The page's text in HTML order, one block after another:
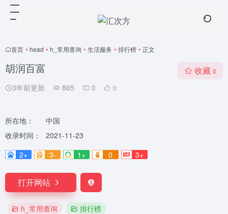
首页 • head • h_常用查询 • 生活服务 • 排行榜 • 正文
胡润百富
3年前更新 865 0 0
收藏 0
所在地：
中国
收录时间：
2021-11-23
2+
3- 1+ 0 3+
打开网站
h_常用查询 排行榜